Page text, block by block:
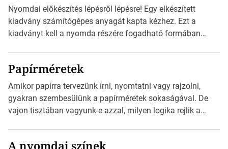
alkalmazást, ami leolvasni és dekódolni képes az URL-
információt és átirányítja a telefon böngészőjét a cég
weblapjára. A QR-kód beolvasása után a felhasználó
Nyomdai előkészítés lépésről lépésre! Egy elkészített
kiadvány számítógépes anyagát kapta kézhez. Ezt a
kiadványt kell a nyomda részére fogadható formában
Illustratorban készült vektorgrafika. *Hirdetés Minden
esetben konzultáljunk a nyomdával, mielőtt elkezdjük a
nyomdai előkészítést!Nehogy az elkészült munka után
derüljön ki, hogy valamit másképp kellett volna csinálni! […]
Papírméretek
Amikor papírra tervezünk írni, nyomtatni vagy rajzolni,
gyakran szembesülünk a papírméretek sokaságával. De
vajon tisztában vagyunk-e azzal, milyen logika rejlik a
A nyomdai színek